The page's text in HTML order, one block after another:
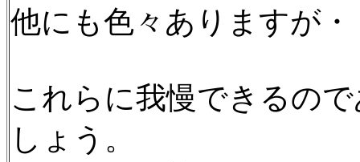
他にも色々ありますが・
これらに我慢できるの
しょう。